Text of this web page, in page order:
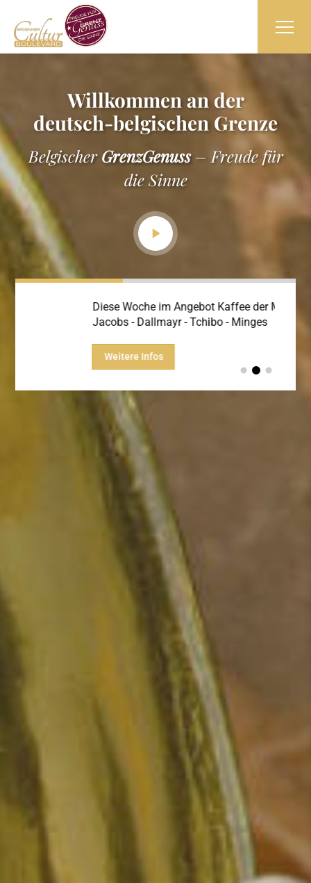
Willkommen an der
deutsch-belgischen Grenze
BelgischerGrenzGenuss– Freude für
die Sinne
Diese Woche im Angebot Kaffee der Marken:
Jacobs - Dallmayr - Tchibo - Minges
Weitere Infos